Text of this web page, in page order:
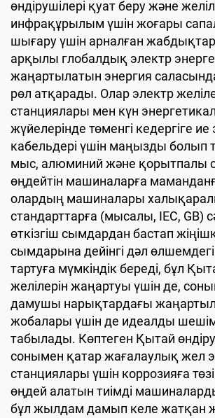
өндірушілері қуат беру және
инфрақұрылым үшін жоғары
шығару үшін арналған
арқылы глобалдық электр
жаңартылатын энергия
рөл атқарады. Олар электр
станциялары мен күн
жүйелерінде төменгі кедергіге ие
кабельдері үшін маңызды болып
мыс, алюминий және қорытпалы
өңдейтін машиналарға
олардың машиналары
стандарттарға (мысалы, IEC, GB)
өткізгіш сымдардан бастап
сымдарына дейінгі дәл
тартуға мүмкіндік береді, бұл
желілерін жаңартуы үшін де,
дамушы нарықтардағы
жобалары үшін де идеалды
табылады. Көптеген Қытай
сонымен қатар жағалаулық жел
станциялары үшін коррозияға
өңдей алатын тиімді
бұл жылдам дамып келе жатқан